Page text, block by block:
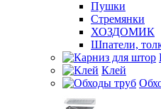
Пушки
Стремянки
ХОЗДОМИК
Шпатели,
Клей